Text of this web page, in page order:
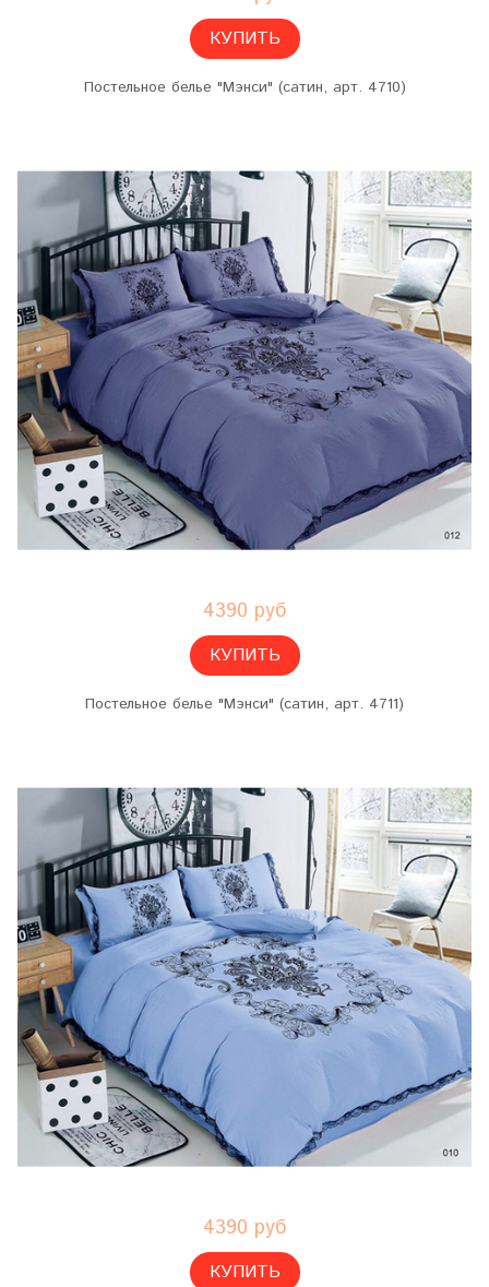
КУПИТЬ
Постельное белье "Мэнси" (сатин, арт. 4710)
4390 руб
КУПИТЬ
Постельное белье "Мэнси" (сатин, арт. 4711)
4390 руб
КУПИТЬ